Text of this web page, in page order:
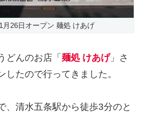
月26日オープン 麺処 けあげ
どんのお店「麺処 けあげ」さ
したので行ってきました。
、清水五条駅から徒歩3分のと